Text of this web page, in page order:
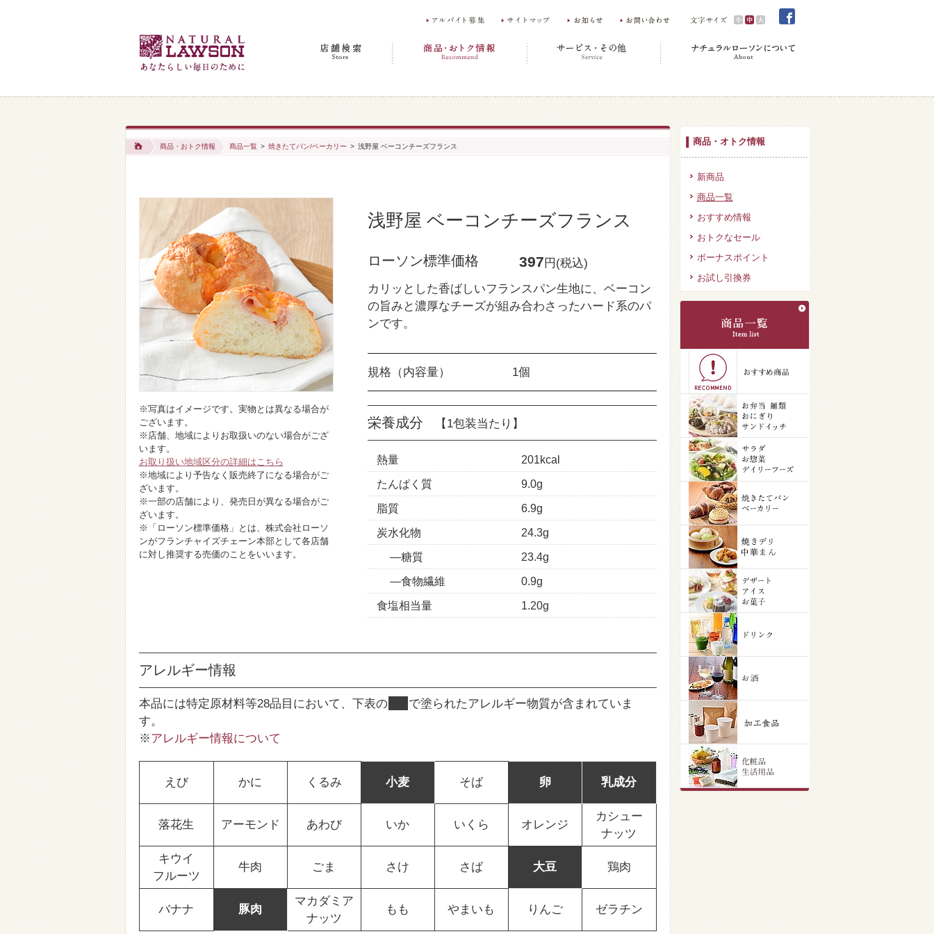
商品・おトク情報 商品一覧 > 焼きたてパン/ベーカリー > 浅野屋 ベーコンチーズフランス
浅野屋 ベーコンチーズフランス
ローソン標準価格 397 円(税込)
カリッとした香ばしいフランスパン生地に、ベーコン
の旨みと濃厚なチーズが組み合わさったハード系のパ
ンです。
規格（内容量） 1個
栄養成分 【1包装当たり】
熱量
201kcal
たんぱく質
9.0g
脂質
6.9g
炭水化物
24.3g
糖質
23.4g
食物繊維
0.9g
食塩相当量
1.20g
※写真はイメージです。実物とは異なる場合が
ございます。
※店舗、地域によりお取扱いのない場合がござ
います。
お取り扱い地域区分の詳細はこちら
※地域により予告なく販売終了になる場合がご
ざいます。
※一部の店舗により、発売日が異なる場合がご
ざいます。
※「ローソン標準価格」とは、株式会社ローソ
ンがフランチャイズチェーン本部として各店舗
に対し推奨する売価のことをいいます。
アレルギー情報
本品には特定原材料等28品目において、下表の
で塗られたアレルギー物質が含まれていま
す。
※アレルギー情報について
えび かに くるみ 小麦 そば 卵 乳成分
落花生 アーモンド あわび いか いくら オレンジ
カシュー
ナッツ
キウイ
フルーツ
牛肉 ごま さけ さば 大豆 鶏肉
バナナ 豚肉
マカダミア
ナッツ
もも やまいも りんご ゼラチン
商品・オトク情報
新商品
商品一覧
おすすめ情報
おトクなセール
ボーナスポイント
お試し引換券